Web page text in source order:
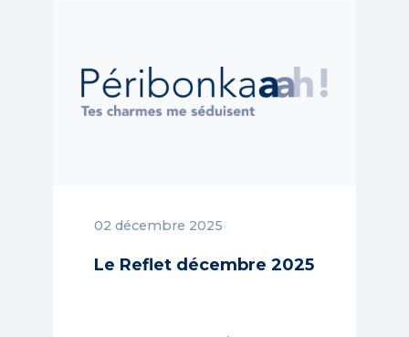
02 décembre 2025
Le Reflet décembre 2025